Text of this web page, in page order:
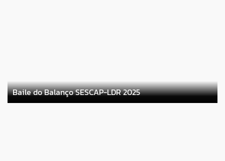
Baile do Balanço SESCAP-LDR 2025